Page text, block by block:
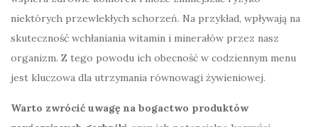
niektórych przewlekłych schorzeń. Na przykład, wpływają na
skuteczność wchłaniania witamin i minerałów przez nasz
organizm. Z tego powodu ich obecność w codziennym menu
jest kluczowa dla utrzymania równowagi żywieniowej.
Warto zwrócić uwagę na bogactwo produktów